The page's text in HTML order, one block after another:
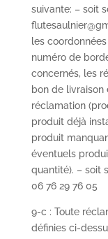
suivante: – soit
les
numéro de
concernés, les
bon de livraison
réclamation
produit déjà
produit
éventuels
quantité). – soit
06 76 29 76 05
9-c : Toute
définies ci-